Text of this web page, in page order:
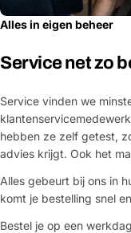
Alles in eigen beheer
Service net zo
Service vinden we
hebben ze zelf getest,
advies krijgt. Ook het
Alles gebeurt bij ons in
komt je bestelling snel
Bestel je op een